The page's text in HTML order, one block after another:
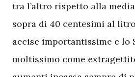
tra l’altro rispetto alla
sopra di 40 centesimi al
accise importantissime e lo
moltissimo come